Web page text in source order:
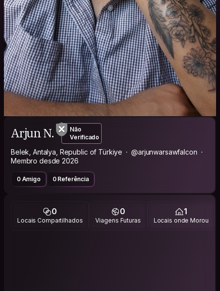
Arjun N.
Não
Verificado
Belek, Antalya, Republic of Türkiye
@arjunwarsawfalcon
Membro desde 2026
0 Amigo 0 Referência
0
Locais Compartilhados
0
Viagens Futuras
1
Locais onde Morou